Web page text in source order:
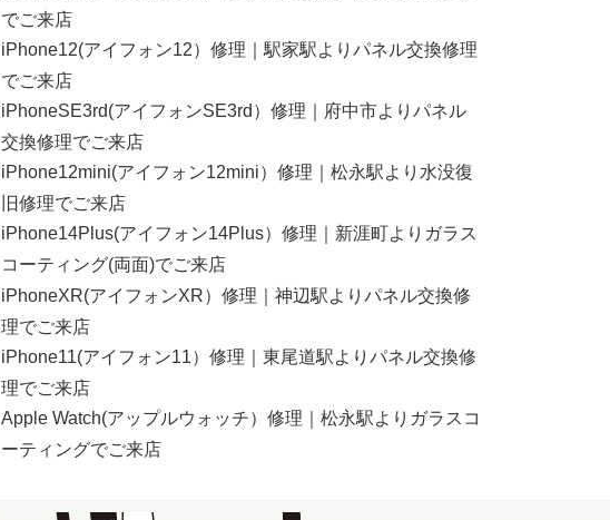
でご来店
iPhone12(アイフォン12）修理｜駅家駅よりパネル交換修理
でご来店
iPhoneSE3rd(アイフォンSE3rd）修理｜府中市よりパネル
交換修理でご来店
iPhone12mini(アイフォン12mini）修理｜松永駅より水没復
旧修理でご来店
iPhone14Plus(アイフォン14Plus）修理｜新涯町よりガラス
コーティング(両面)でご来店
iPhoneXR(アイフォンXR）修理｜神辺駅よりパネル交換修
理でご来店
iPhone11(アイフォン11）修理｜東尾道駅よりパネル交換修
理でご来店
Apple Watch(アップルウォッチ）修理｜松永駅よりガラスコ
ーティングでご来店